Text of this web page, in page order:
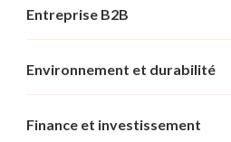
Entreprise B2B
Environnement et durabilité
Finance et investissement